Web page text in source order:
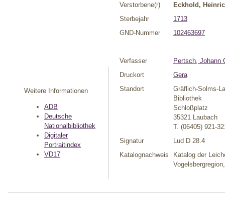
Weitere Informationen
ADB
Deutsche
Nationalbibliothek
Digitaler
Portraitindex
VD17
Verstorbene(r)
Eckhold,
Sterbejahr
1713
GND-Nummer
102463697
Verfasser
Pertsch, Johann
Druckort
Gera
Standort
Gräflich-Solms-
Bibliothek
Schloßplatz
35321 Laubach
T. (06405) 921-
Signatur
Lud D 28.4
Katalognachweis
Katalog der